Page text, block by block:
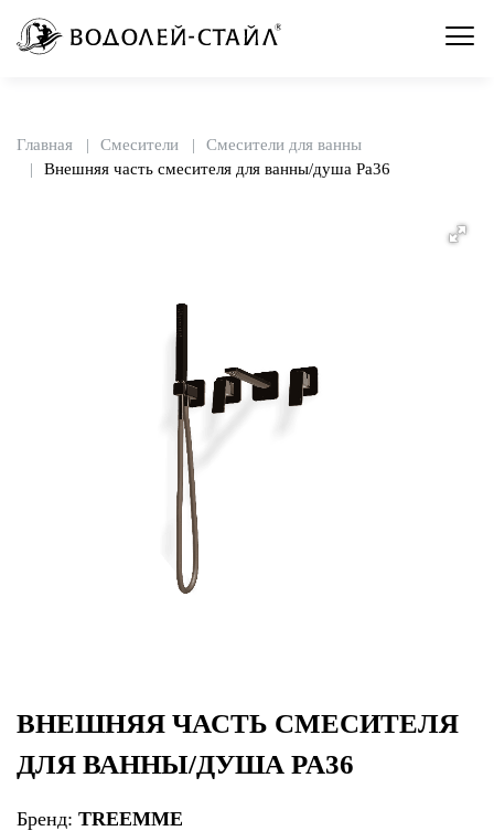
Главная Смесители
Смесители для ванны
Внешняя часть смесителя для ванны/душа Pa36
ВНЕШНЯЯ ЧАСТЬ СМЕСИТЕЛЯ
ДЛЯ ВАННЫ/ДУША PA36
Бренд: TREEMME